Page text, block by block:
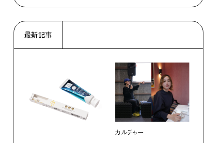
最新記事
カルチャー